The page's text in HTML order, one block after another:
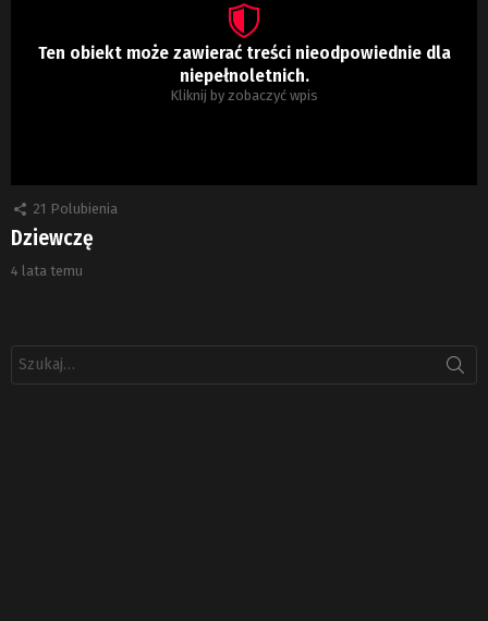
Ten obiekt może zawierać treści nieodpowiednie dla
niepełnoletnich.
Kliknij by zobaczyć wpis
21 Polubienia
Dziewczę
4 lata temu